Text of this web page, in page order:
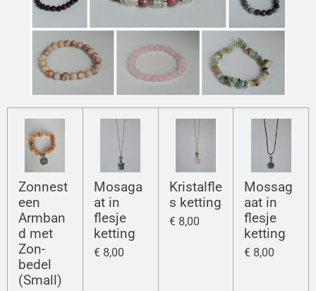
Zonnest
een
Armban
d met
Zon-
bedel
(Small)
Mosaga
at in
flesje
ketting
€ 8,00
Kristalfle
s ketting
€ 8,00
Mossag
aat in
flesje
ketting
€ 8,00